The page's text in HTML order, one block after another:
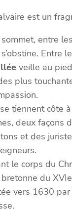
est un
entre
Entre
veille au
plus
se tiennent côte
deux façons
et des
le corps du
du
vers 1630